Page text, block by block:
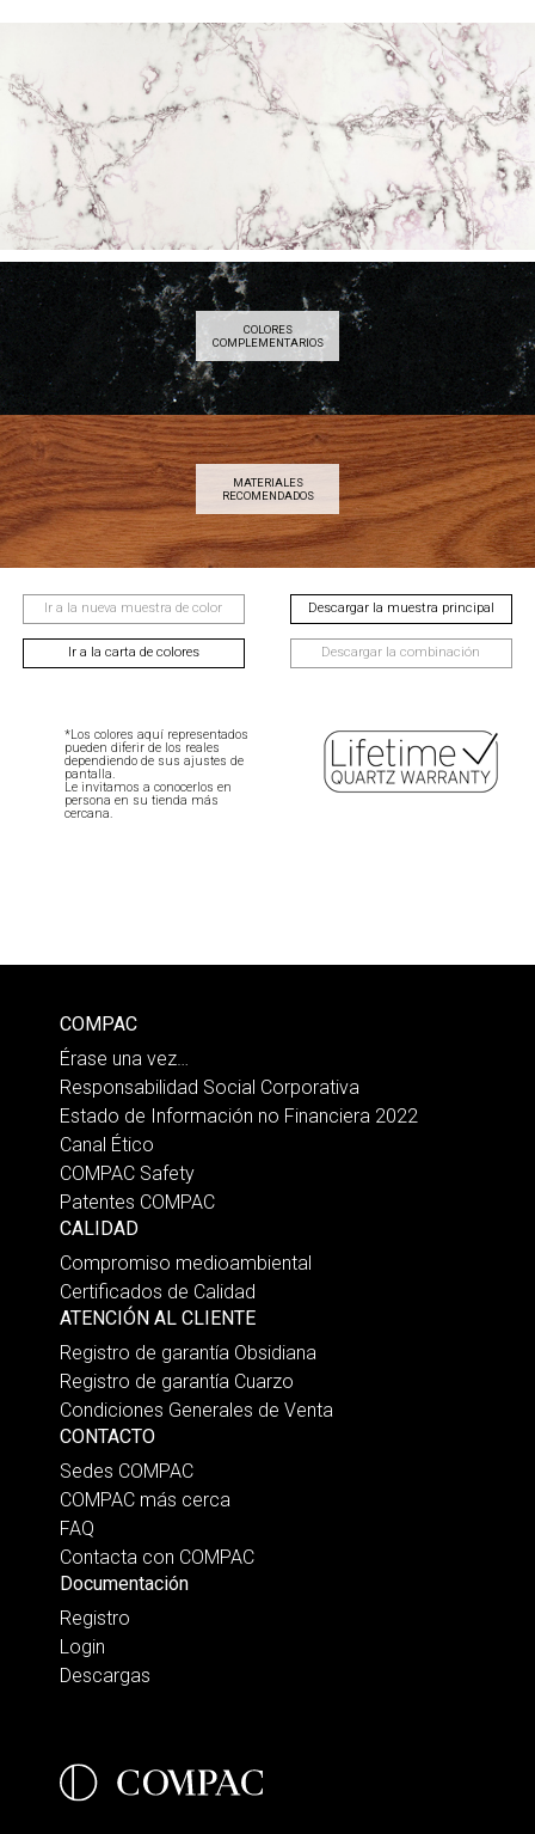
COLORES
COMPLEMENTARIOS
MATERIALES
RECOMENDADOS
Ir a la nueva muestra de color
Ir a la carta de colores
Descargar la muestra principal
Descargar la combinación
*Los colores aquí representados
pueden diferir de los reales
dependiendo de sus ajustes de
pantalla.
Le invitamos a conocerlos en
persona en su tienda más
cercana.
COMPAC
Érase una vez…
Responsabilidad Social Corporativa
Estado de Información no Financiera 2022
Canal Ético
COMPAC Safety
Patentes COMPAC
CALIDAD
Compromiso medioambiental
Certificados de Calidad
ATENCIÓN AL CLIENTE
Registro de garantía Obsidiana
Registro de garantía Cuarzo
Condiciones Generales de Venta
CONTACTO
Sedes COMPAC
COMPAC más cerca
FAQ
Contacta con COMPAC
Documentación
Registro
Login
Descargas